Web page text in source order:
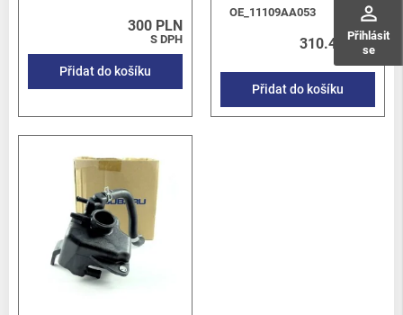
perm_identity
Přihlásit
se
300 PLN
S DPH
Přidat do košíku
OE_11109AA053
310.46 PLN
S DPH
Přidat do košíku